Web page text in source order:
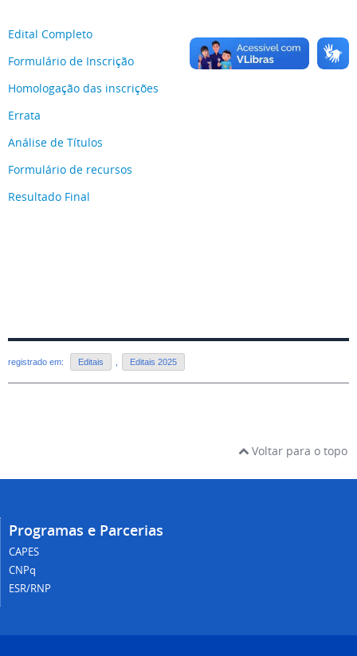
Edital Completo
Formulário de Inscrição
Homologação das inscrições
Errata
Análise de Títulos
Formulário de recursos
Resultado Final
registrado em: Editais Editais 2025
Voltar para o topo
Programas e Parcerias
CAPES
CNPq
ESR/RNP